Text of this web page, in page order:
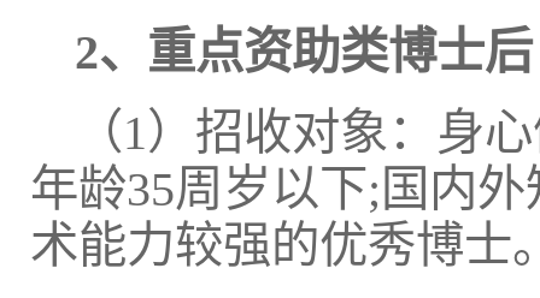
2、重点资助类博士后
（1）招收对象：身
年龄35周岁以下;国内
术能力较强的优秀博士